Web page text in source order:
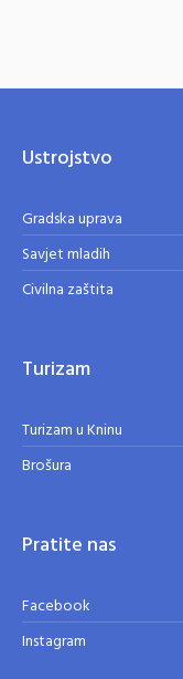
Ustrojstvo
Gradska uprava
Savjet mladih
Civilna zaštita
Turizam
Turizam u Kninu
Brošura
Pratite nas
Facebook
Instagram